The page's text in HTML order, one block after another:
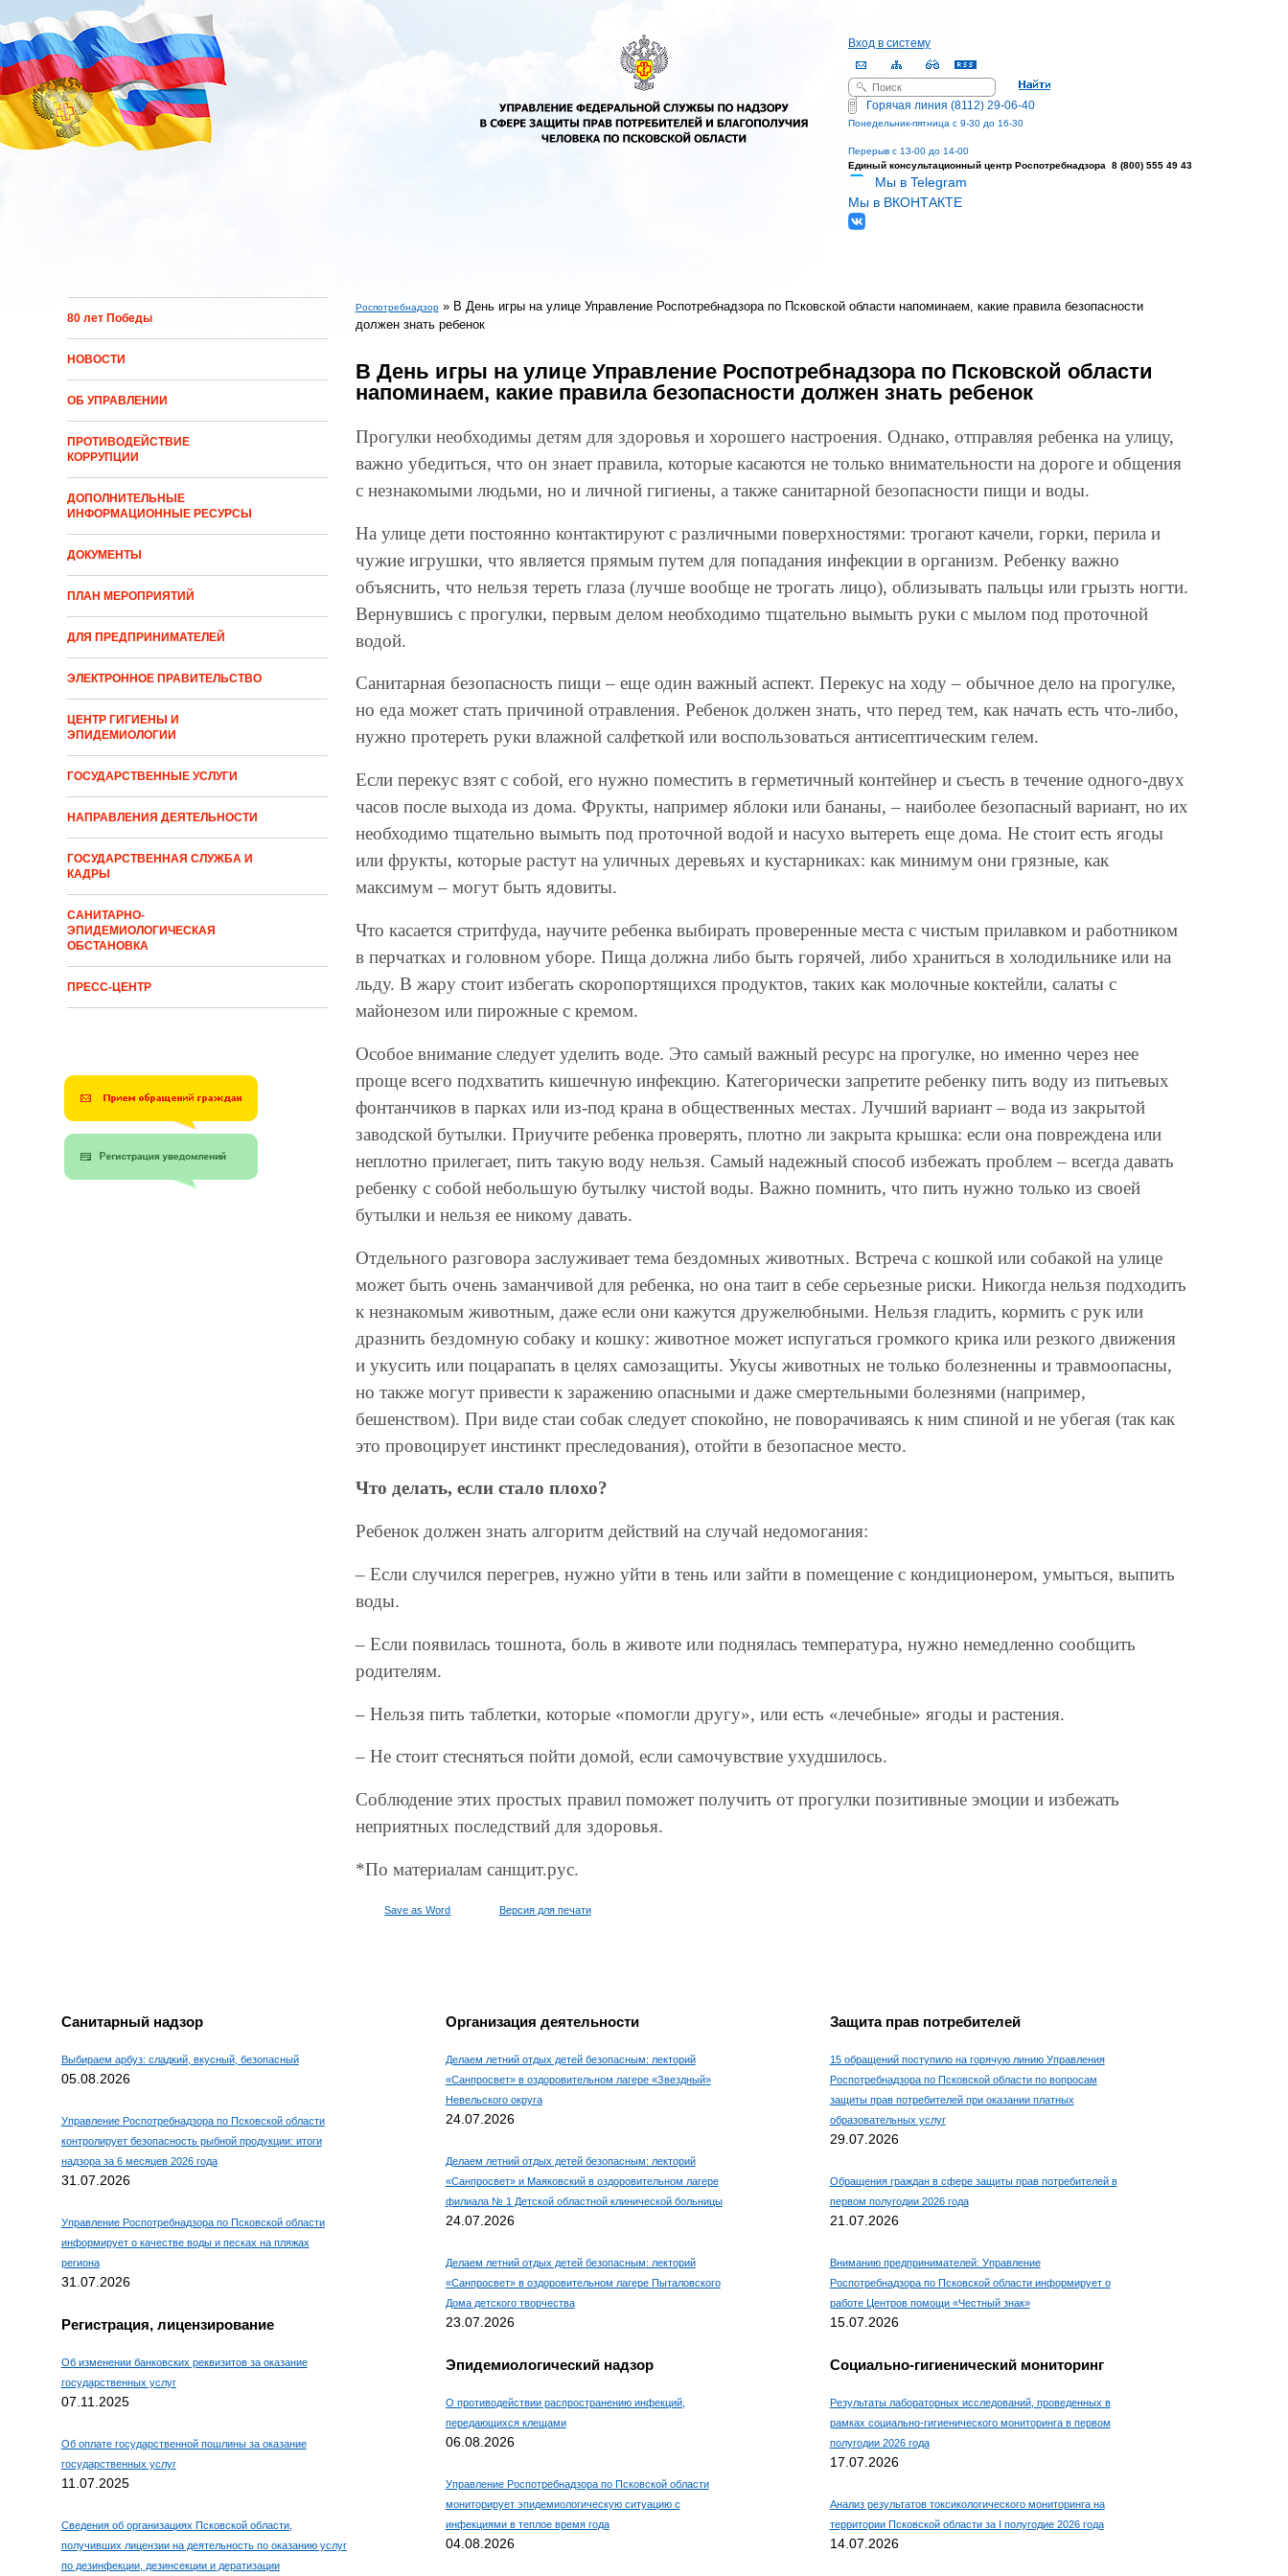
Перейти к основному содержанию
Вход в систему
Форма поиска
Поиск
Горячая линия (8112) 29-06-40
Понедельник-пятница с 9-30 до 16-30
Перерыв с 13-00 до 14-00
Единый консультационный центр Роспотребнадзора 8 (800) 555 49 43
Мы в Telegram
Мы в ВКОНТАКТЕ
80 лет Победы
НОВОСТИ
ОБ УПРАВЛЕНИИ
ПРОТИВОДЕЙСТВИЕ
КОРРУПЦИИ
ДОПОЛНИТЕЛЬНЫЕ
ИНФОРМАЦИОННЫЕ РЕСУРСЫ
ДОКУМЕНТЫ
ПЛАН МЕРОПРИЯТИЙ
ДЛЯ ПРЕДПРИНИМАТЕЛЕЙ
ЭЛЕКТРОННОЕ ПРАВИТЕЛЬСТВО
ЦЕНТР ГИГИЕНЫ И
ЭПИДЕМИОЛОГИИ
ГОСУДАРСТВЕННЫЕ УСЛУГИ
НАПРАВЛЕНИЯ ДЕЯТЕЛЬНОСТИ
ГОСУДАРСТВЕННАЯ СЛУЖБА И
КАДРЫ
САНИТАРНО-
ЭПИДЕМИОЛОГИЧЕСКАЯ
ОБСТАНОВКА
ПРЕСС-ЦЕНТР
Вы здесь
Роспотребнадзор » В День игры на улице Управление Роспотребнадзора по Псковской области напоминаем, какие правила безопасности
должен знать ребенок
В День игры на улице Управление Роспотребнадзора по Псковской области
напоминаем, какие правила безопасности должен знать ребенок
Прогулки необходимы детям для здоровья и хорошего настроения. Однако, отправляя ребенка на улицу,
важно убедиться, что он знает правила, которые касаются не только внимательности на дороге и общения
с незнакомыми людьми, но и личной гигиены, а также санитарной безопасности пищи и воды.
На улице дети постоянно контактируют с различными поверхностями: трогают качели, горки, перила и
чужие игрушки, что является прямым путем для попадания инфекции в организм. Ребенку важно
объяснить, что нельзя тереть глаза (лучше вообще не трогать лицо), облизывать пальцы или грызть ногти.
Вернувшись с прогулки, первым делом необходимо тщательно вымыть руки с мылом под проточной
водой.
Санитарная безопасность пищи – еще один важный аспект. Перекус на ходу – обычное дело на прогулке,
но еда может стать причиной отравления. Ребенок должен знать, что перед тем, как начать есть что-либо,
нужно протереть руки влажной салфеткой или воспользоваться антисептическим гелем.
Если перекус взят с собой, его нужно поместить в герметичный контейнер и съесть в течение одного-двух
часов после выхода из дома. Фрукты, например яблоки или бананы, – наиболее безопасный вариант, но их
необходимо тщательно вымыть под проточной водой и насухо вытереть еще дома. Не стоит есть ягоды
или фрукты, которые растут на уличных деревьях и кустарниках: как минимум они грязные, как
максимум – могут быть ядовиты.
Что касается стритфуда, научите ребенка выбирать проверенные места с чистым прилавком и работником
в перчатках и головном уборе. Пища должна либо быть горячей, либо храниться в холодильнике или на
льду. В жару стоит избегать скоропортящихся продуктов, таких как молочные коктейли, салаты с
майонезом или пирожные с кремом.
Особое внимание следует уделить воде. Это самый важный ресурс на прогулке, но именно через нее
проще всего подхватить кишечную инфекцию. Категорически запретите ребенку пить воду из питьевых
фонтанчиков в парках или из-под крана в общественных местах. Лучший вариант – вода из закрытой
заводской бутылки. Приучите ребенка проверять, плотно ли закрыта крышка: если она повреждена или
неплотно прилегает, пить такую воду нельзя. Самый надежный способ избежать проблем – всегда давать
ребенку с собой небольшую бутылку чистой воды. Важно помнить, что пить нужно только из своей
бутылки и нельзя ее никому давать.
Отдельного разговора заслуживает тема бездомных животных. Встреча с кошкой или собакой на улице
может быть очень заманчивой для ребенка, но она таит в себе серьезные риски. Никогда нельзя подходить
к незнакомым животным, даже если они кажутся дружелюбными. Нельзя гладить, кормить с рук или
дразнить бездомную собаку и кошку: животное может испугаться громкого крика или резкого движения
и укусить или поцарапать в целях самозащиты. Укусы животных не только болезненны и травмоопасны,
но также могут привести к заражению опасными и даже смертельными болезнями (например,
бешенством). При виде стаи собак следует спокойно, не поворачиваясь к ним спиной и не убегая (так как
это провоцирует инстинкт преследования), отойти в безопасное место.
Что делать, если стало плохо?
Ребенок должен знать алгоритм действий на случай недомогания:
– Если случился перегрев, нужно уйти в тень или зайти в помещение с кондиционером, умыться, выпить
воды.
– Если появилась тошнота, боль в животе или поднялась температура, нужно немедленно сообщить
родителям.
– Нельзя пить таблетки, которые «помогли другу», или есть «лечебные» ягоды и растения.
– Не стоит стесняться пойти домой, если самочувствие ухудшилось.
Соблюдение этих простых правил поможет получить от прогулки позитивные эмоции и избежать
неприятных последствий для здоровья.
*По материалам санщит.рус.
Save as Word Версия для печати
Санитарный надзор
Выбираем арбуз: сладкий, вкусный, безопасный
05.08.2026
Управление Роспотребнадзора по Псковской области
контролирует безопасность рыбной продукции: итоги
надзора за 6 месяцев 2026 года
31.07.2026
Управление Роспотребнадзора по Псковской области
информирует о качестве воды и песках на пляжах
региона
31.07.2026
Регистрация, лицензирование
Об изменении банковских реквизитов за оказание
государственных услуг
07.11.2025
Об оплате государственной пошлины за оказание
государственных услуг
11.07.2025
Сведения об организациях Псковской области,
получивших лицензии на деятельность по оказанию услуг
по дезинфекции, дезинсекции и дератизации
Организация деятельности
Делаем летний отдых детей безопасным: лекторий
«Санпросвет» в оздоровительном лагере «Звездный»
Невельского округа
24.07.2026
Делаем летний отдых детей безопасным: лекторий
«Санпросвет» и Маяковский в оздоровительном лагере
филиала № 1 Детской областной клинической больницы
24.07.2026
Делаем летний отдых детей безопасным: лекторий
«Санпросвет» в оздоровительном лагере Пыталовского
Дома детского творчества
23.07.2026
Эпидемиологический надзор
О противодействии распространению инфекций,
передающихся клещами
06.08.2026
Управление Роспотребнадзора по Псковской области
мониторирует эпидемиологическую ситуацию с
инфекциями в теплое время года
04.08.2026
Защита прав потребителей
15 обращений поступило на горячую линию Управления
Роспотребнадзора по Псковской области по вопросам
защиты прав потребителей при оказании платных
образовательных услуг
29.07.2026
Обращения граждан в сфере защиты прав потребителей в
первом полугодии 2026 года
21.07.2026
Вниманию предпринимателей: Управление
Роспотребнадзора по Псковской области информирует о
работе Центров помощи «Честный знак»
15.07.2026
Социально-гигиенический мониторинг
Результаты лабораторных исследований, проведенных в
рамках социально-гигиенического мониторинга в первом
полугодии 2026 года
17.07.2026
Анализ результатов токсикологического мониторинга на
территории Псковской области за I полугодие 2026 года
14.07.2026